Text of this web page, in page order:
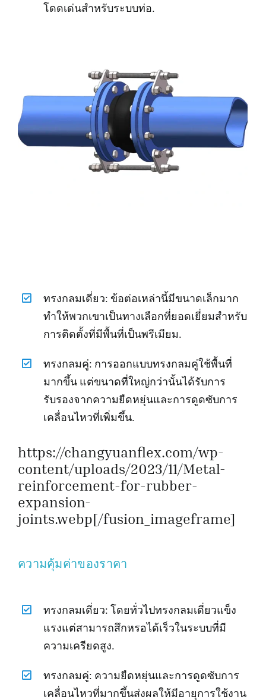
โดดเด่นสำหรับระบบท่อ.
ทรงกลมเดี่ยว: ข้อต่อเหล่านี้มีขนาดเล็กมาก
ทำให้พวกเขาเป็นทางเลือกที่ยอดเยี่ยมสำหรับ
การติดตั้งที่มีพื้นที่เป็นพรีเมียม.
ทรงกลมคู่: การออกแบบทรงกลมคู่ใช้พื้นที่
มากขึ้น แต่ขนาดที่ใหญ่กว่านั้นได้รับการ
รับรองจากความยืดหยุ่นและการดูดซับการ
เคลื่อนไหวที่เพิ่มขึ้น.
https://changyuanflex.com/wp-
content/uploads/2023/11/Metal-
reinforcement-for-rubber-
expansion-
joints.webp[/fusion_imageframe]
ความคุ้มค่าของราคา
ทรงกลมเดี่ยว: โดยทั่วไปทรงกลมเดี่ยวแข็ง
แรงแต่สามารถสึกหรอได้เร็วในระบบที่มี
ความเครียดสูง.
ทรงกลมคู่: ความยืดหยุ่นและการดูดซับการ
เคลื่อนไหวที่มากขึ้นส่งผลให้มีอายุการใช้งาน